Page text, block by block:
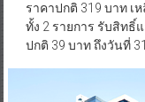
ราคาปกติ 319 บาท เ
ทั้ง 2 รายการ รับสิทธิ์
ปกติ 39 บาท ถึงวันที่